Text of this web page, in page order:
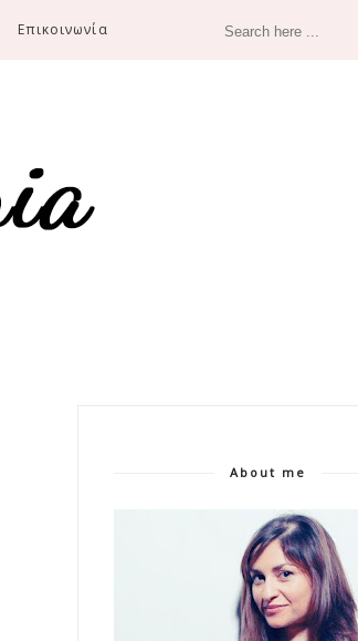
Επικοινωνία
About me